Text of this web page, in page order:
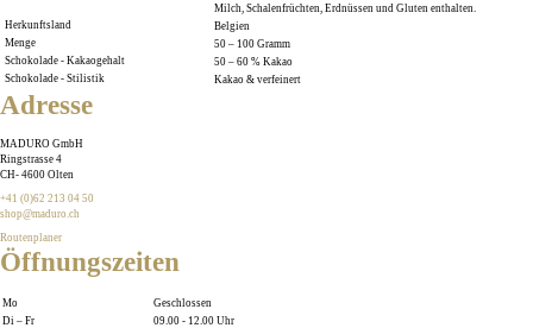
Milch, Schalenfrüchten, Erdnüssen und Gluten enthalten.
Herkunftsland
Belgien
Menge
50 – 100 Gramm
Schokolade - Kakaogehalt
50 – 60 % Kakao
Schokolade - Stilistik
Kakao & verfeinert
Adresse
MADURO GmbH
Ringstrasse 4
CH- 4600 Olten
+41 (0)62 213 04 50
shop@maduro.ch
Routenplaner
Öffnungszeiten
Mo
Geschlossen
Di – Fr
09.00 - 12.00 Uhr